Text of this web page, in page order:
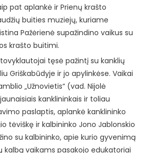
pat aplankė ir Prienų krašto
buities muziejų, kuriame
Pažėrienė supažindino vaikus su
krašto buitimi.
tęsė pažintį su kanklių
Griškabūdyje ir jo apylinkėse. Vaikai
„Užnovietis“ (vad. Nijolė
kanklininkais ir toliau
paslaptis, aplankė kanklininko
tėviškę ir kalbininko Jono Jablonskio
su kalbininko, apie kurio gyvenimą
kalbą vaikams pasakojo edukatoriai